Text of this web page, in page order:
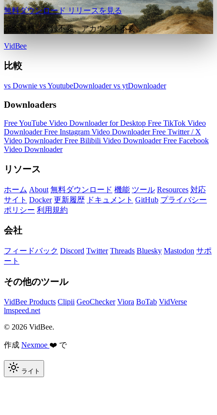
無料ダウンロード リリースを見る
完全無料。登録不要、アカウント不要。
VidBee
比較
vs Downie vs YoutubeDownloadervs ytDownloader
Downloaders
Free YouTube Video Downloader for Desktop Free TikTok Video
DownloaderFree Instagram Video DownloaderFree Twitter / X
Video DownloaderFree Bilibili Video DownloaderFree Facebook
Video Downloader
リソース
ホーム About 無料ダウンロード 機能 ツール Resources 対応
サイト Docker 更新履歴 ドキュメント GitHub プライバシー
ポリシー 利用規約
会社
フィードバック Discord Twitter Threads Bluesky Mastodon サポ
ート
その他のツール
VidBee Products Clipii GeoChecker Viora BoTab VidVerse
lmspeed.net
© 2026 VidBee.
作成 Nexmoe ❤️ で
ライト